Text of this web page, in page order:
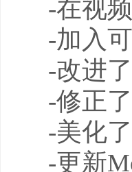
-在视
-加入
-改进
-修正
-美化
-更新